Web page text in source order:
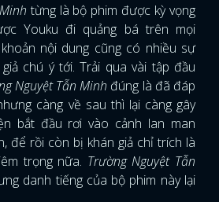
từng là bộ phim được kỳ vọng
Youku đi quảng bá trên mọi
nội dung cũng có nhiều sự
chú ý tới. Trải qua vài tập đầu
Nguyệt Tẫn Minh đúng là đã đáp
càng về sau thì lại càng gây
bắt đầu rơi vào cảnh lan man
để rồi còn bị khán giả chỉ trích là
trọng nữa. Trường Nguyệt Tẫn
danh tiếng của bộ phim này lại